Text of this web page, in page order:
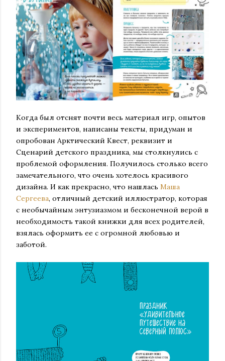
Когда был отснят почти весь материал игр, опытов
и экспериментов, написаны тексты, придуман и
опробован Арктический Квест, реквизит и
Сценарий детского праздника, мы столкнулись с
проблемой оформления. Получилось столько всего
замечательного, что очень хотелось красивого
дизайна. И как прекрасно, что нашлась Маша
Сергеева, отличный детский иллюстратор, которая
с необычайным энтузиазмом и бесконечной верой в
необходимость такой книжки для всех родителей,
взялась оформить ее с огромной любовью и
заботой.